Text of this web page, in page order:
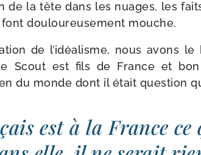
de la tête dans les nuages, les
dou­lou­reu­se­ment mouche.
de l’i­déa­lisme, nous avons
Scout est fils de France et
du monde dont il était ques­tion
est à la France ce